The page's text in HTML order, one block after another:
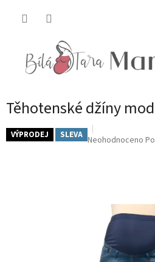
Těhotenské džíny
VÝPRODEJ SLEVA Průměrné
hvězdiček.
Neohodnoceno